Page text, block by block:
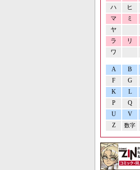
ハ
ヒ
マ
ミ
ヤ
ラ
リ
ワ
A B
F
G
K
L
P
Q
U
V
Z
数字